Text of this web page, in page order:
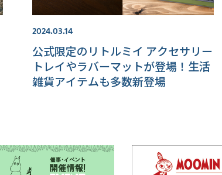
2024.03.14
公式限定のリトルミイ アクセサリー
トレイやラバーマットが登場！生活
雑貨アイテムも多数新登場